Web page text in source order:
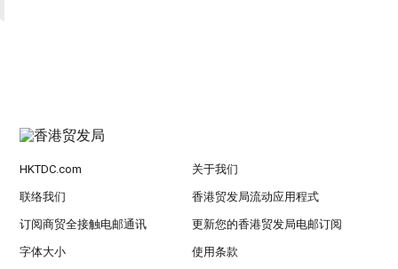
HKTDC.com 关于我们
联络我们 香港贸发局流动应用程式
订阅商贸全接触电邮通讯 更新您的香港贸发局电邮订阅
字体大小 使用条款